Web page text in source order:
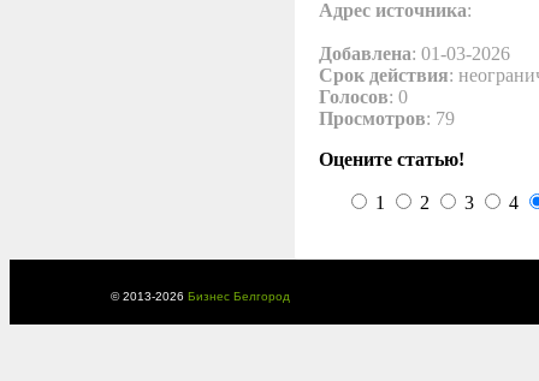
Адрес источника:
Добавлена: 01-03-2026
Срок действия:
Голосов: 0
Просмотров: 79
Оцените статью!
1 2 3 4
© 2013-2026 Бизнес Белгород